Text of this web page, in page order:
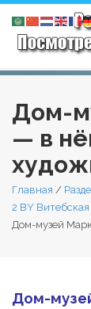
Дом-
— в
Главная /
2 BY
Дом-музей
Дом-